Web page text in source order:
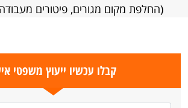
(החלפת מקום מגורים, פיטורים
קבלו עכשיו ייעוץ משפטי